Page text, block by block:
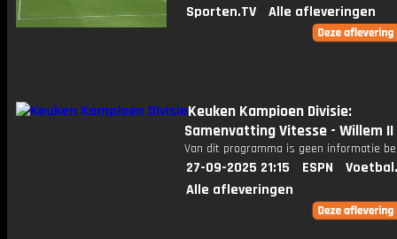
Sporten.TV
Alle afleveringen
Keuken Kampioen Divisie:
Samenvatting Vitesse - Willem II
Van dit programma is geen informatie
27-09-2025 21:15 ESPN
Alle afleveringen